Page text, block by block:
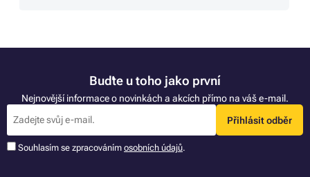
Buďte u toho jako první
Nejnovější informace o novinkách a akcích přímo na váš e-mail.
Přihlásit odběr
Souhlasím se zpracováním osobních údajů.